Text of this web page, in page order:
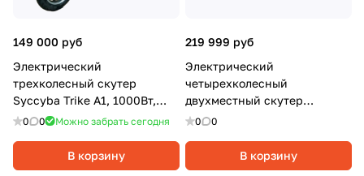
149 000 руб
Электрический
трехколесный скутер
Syccyba Trike A1, 1000Вт,
20Ач, Черный
0 0 Можно забрать сегодня
В корзину
219 999 руб
Электрический
четырехколесный
двухместный скутер
Syccyba 4rike X2, 1000Вт, 20
0 0
В корзину